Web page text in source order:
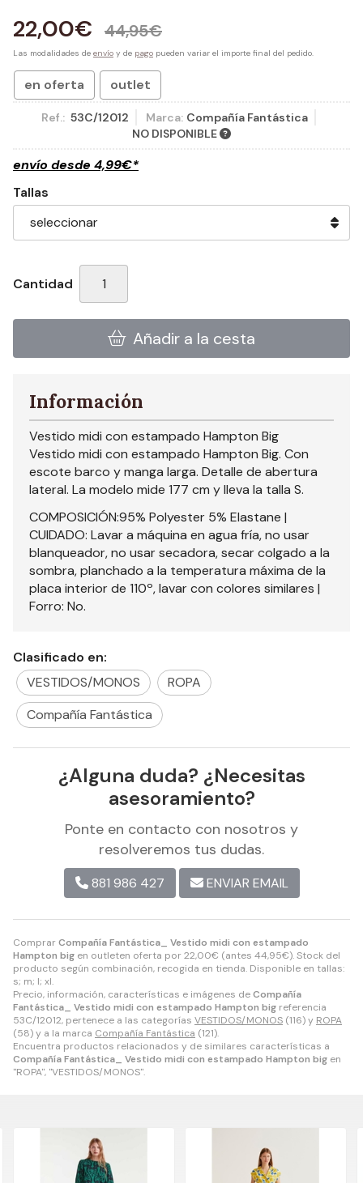
22,00€ 44,95€
Las modalidades de envío y de pago pueden variar el importe final del pedido.
en oferta outlet
Ref.: 53C/12012 Marca: Compañía Fantástica
NO DISPONIBLE
envío desde 4,99€*
Tallas
Cantidad
Añadir a la cesta
ComprarCompañía Fantástica_ Vestido midi con estampado
Hampton big en outleten oferta por22,00€ (antes 44,95€). Stock del
producto según combinación, recogida en tienda. Disponible en tallas:
s; m; l; xl.
Precio, información, características e imágenes deCompañía
Fantástica_ Vestido midi con estampado Hampton big referencia
53C/12012, pertenece a las categorías VESTIDOS/MONOS (116) y ROPA
(58) y a la marca Compañía Fantástica (121).
Encuentra productos relacionados y de similares características a
Compañía Fantástica_ Vestido midi con estampado Hampton big en
"ROPA", "VESTIDOS/MONOS".
Información
Vestido midi con estampado Hampton Big
Vestido midi con estampado Hampton Big. Con
escote barco y manga larga. Detalle de abertura
lateral. La modelo mide 177 cm y lleva la talla S.
COMPOSICIÓN:95% Polyester 5% Elastane |
CUIDADO: Lavar a máquina en agua fría, no usar
blanqueador, no usar secadora, secar colgado a la
sombra, planchado a la temperatura máxima de la
placa interior de 110º, lavar con colores similares |
Forro: No.
Clasificado en:
VESTIDOS/MONOS
ROPA
Compañía Fantástica
¿Alguna duda? ¿Necesitas
asesoramiento?
Ponte en contacto con nosotros y
resolveremos tus dudas.
881 986 427 ENVIAR EMAIL